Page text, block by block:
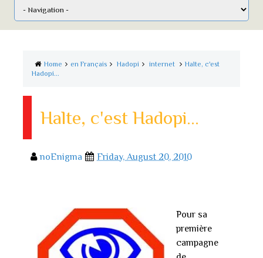
Home en Français Hadopi internet
Halte, c'est
Hadopi...
Halte, c'est Hadopi...
noEnigma Friday, August 20, 2010
Pour sa
première
campagne